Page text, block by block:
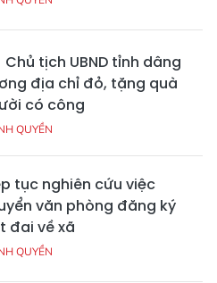
Chủ tịch UBND tỉnh dâng
địa chỉ đỏ, tặng quà
có công
QUYỀN
tục nghiên cứu việc
văn phòng đăng ký
đai về xã
QUYỀN